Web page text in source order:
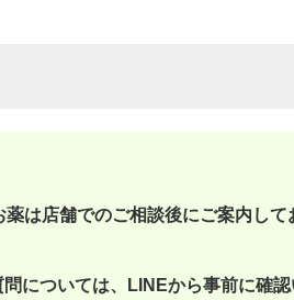
薬は店舗でのご相談後にご案内して
については、LINEから事前に確認